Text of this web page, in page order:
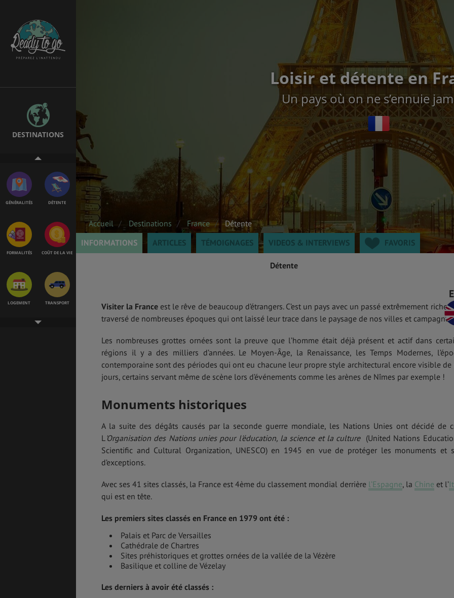
DESTINATIONS
EMPLOIS &
STAGES
BONS PLANS
GÉNÉRALITÉS DÉTENTE
FORMALITÉS COÛT DE LA VIE
LOGEMENT TRANSPORT
Loisir et détente en
Un pays où on ne s’ennuie
Accueil Destinations France
Détente
INFORMATIONS
ARTICLES TÉMOIGNAGES VIDEOS & INTERVIEWS FAVORIS
Détente
Visiter la France est le rêve de beaucoup d’étrangers. C’est un pays avec un passé extrêmement riche
traversé de nombreuses époques qui ont laissé leur trace dans le paysage de nos villes et campagnes.
Les nombreuses grottes ornées sont la preuve que l’homme était déjà présent et actif dans
régions il y a des milliers d’années. Le Moyen-Âge, la Renaissance, les Temps Modernes,
contemporaine sont des périodes qui ont eu chacune leur propre style architectural encore visible de
jours, certains servant même de scène lors d’événements comme les arènes de Nîmes par exemple !
Monuments historiques
A la suite des dégâts causés par la seconde guerre mondiale, les Nations Unies ont décidé de
L 'Organisation des Nations unies pour l'éducation, la science et la culture(United Nations
Scientific and Cultural Organization, UNESCO) en 1945 en vue de protéger les monuments et
d’exceptions.
Avec ses 41 sites classés, la France est 4ème du classement mondial derrière l’Espagne, la Chine et l’
qui est en tête.
Les premiers sites classés en France en 1979 ont été :
Palais et Parc de Versailles
Cathédrale de Chartres
Sites préhistoriques et grottes ornées de la vallée de la Vézère
Basilique et colline de Vézelay
Les derniers à avoir été classés :